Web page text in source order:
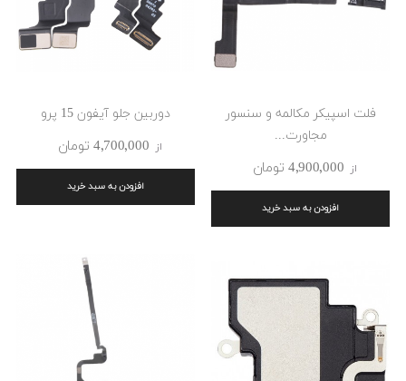
فلت اسپیکر مکالمه و سنسور
مجاورت...
از 4٬900٬000 ‎تومان
افزودن به سبد خرید
دوربین جلو آیفون 15 پرو
از 4٬700٬000 ‎تومان
افزودن به سبد خرید